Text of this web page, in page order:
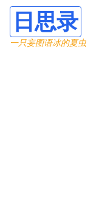
日思录
一只妄图语冰的夏虫